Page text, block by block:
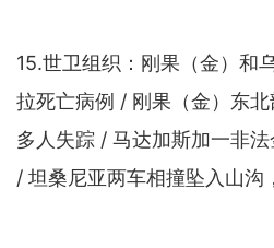
15.世卫组织：刚果（金）和
拉死亡病例 / 刚果（金）东
多人失踪 / 马达加斯加一非
/ 坦桑尼亚两车相撞坠入山沟